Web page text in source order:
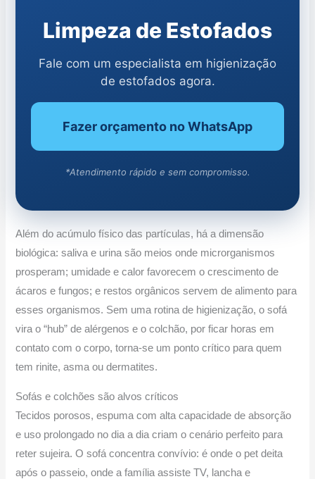
Limpeza de Estofados
Fale com um especialista em higienização
de estofados agora.
Fazer orçamento no WhatsApp
*Atendimento rápido e sem compromisso.
Além do acúmulo físico das partículas, há a dimensão
biológica: saliva e urina são meios onde microrganismos
prosperam; umidade e calor favorecem o crescimento de
ácaros e fungos; e restos orgânicos servem de alimento para
esses organismos. Sem uma rotina de higienização, o sofá
vira o “hub” de alérgenos e o colchão, por ficar horas em
contato com o corpo, torna-se um ponto crítico para quem
tem rinite, asma ou dermatites.
Sofás e colchões são alvos críticos
Tecidos porosos, espuma com alta capacidade de absorção
e uso prolongado no dia a dia criam o cenário perfeito para
reter sujeira. O sofá concentra convívio: é onde o pet deita
após o passeio, onde a família assiste TV, lancha e